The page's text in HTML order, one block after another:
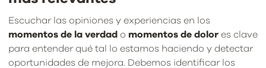
Escuchar las opiniones y experiencias en los
momentos de la verdad o momentos de dolor es clave
para entender qué tal lo estamos haciendo y detectar
oportunidades de mejora. Debemos identificar los